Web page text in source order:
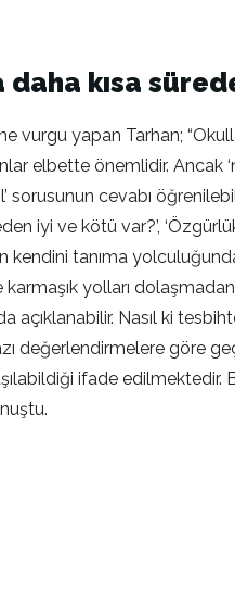
daha kısa
vurgu yapan Tarhan;
elbette önemlidir. Ancak
sorusunun cevabı
iyi ve kötü var?’,
kendini tanıma
yolları
Nasıl ki
değerlendirmelere göre
ifade